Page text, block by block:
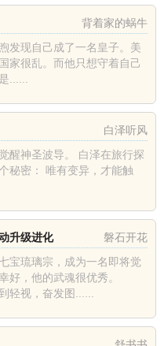
背着家的蜗牛
发现自己成了一名皇子。美
家很乱。而他只想守着自己
......
白泽听风
醒神圣波导。 白泽在旅行探
秘密： 唯有变异，才能触
磐石开花
升级进化
琉璃宗，成为一名即将觉
好，他的武魂很优秀。
轻视，奋发图......